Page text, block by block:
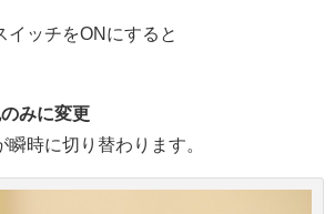
イッチをONにすると
みに変更
時に切り替わります。